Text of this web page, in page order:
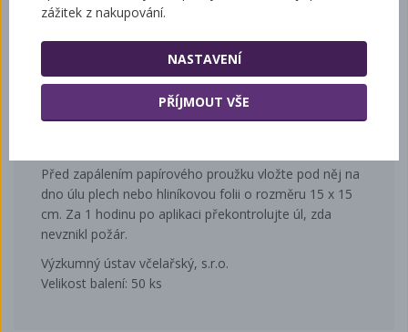
stěny úlu. Úl a česno okamžitě uzavřeme na 30 min.
hodinu po aplikaci odstraníme z krycího plástu hřebík a
překontrolujeme, zda proužek shořel. V případě jeho
zhasnutí opakujeme ošetření včelstva.
Před zapálením papírového proužku vložte pod něj na
dno úlu plech nebo hliníkovou folii o rozměru 15 x 15
cm. Za 1 hodinu po aplikaci překontrolujte úl, zda
nevznikl požár.
Výzkumný ústav včelařský, s.r.o.
Velikost balení: 50 ks
zážitek z nakupování.
NASTAVENÍ
PŘÍJMOUT VŠE